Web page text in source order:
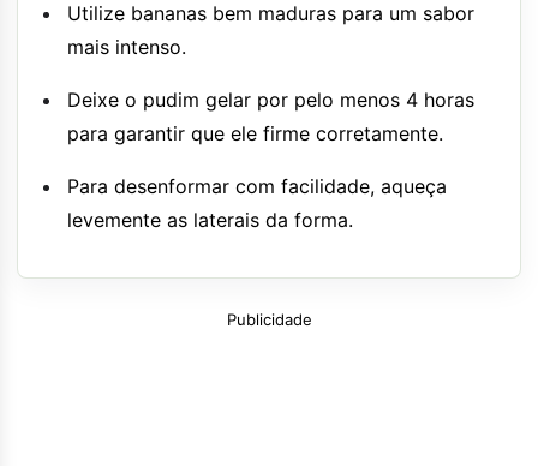
Utilize bananas bem maduras para um sabor
mais intenso.
Deixe o pudim gelar por pelo menos 4 horas
para garantir que ele firme corretamente.
Para desenformar com facilidade, aqueça
levemente as laterais da forma.
Publicidade